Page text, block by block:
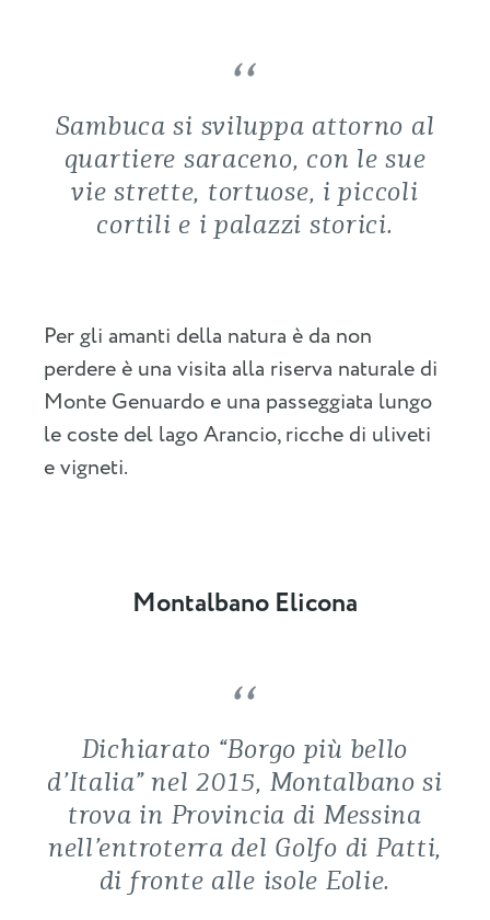
Sambuca si sviluppa attorno al
quartiere saraceno, con le sue
vie strette, tortuose, i piccoli
cortili e i palazzi storici.
Per gli amanti della natura è da non
perdere è una visita alla riserva naturale di
Monte Genuardo e una passeggiata lungo
le coste del lago Arancio, ricche di uliveti
e vigneti.
Montalbano Elicona
Dichiarato “Borgo più bello
d’Italia” nel 2015, Montalbano si
trova in Provincia di Messina
nell’entroterra del Golfo di Patti,
di fronte alle isole Eolie.